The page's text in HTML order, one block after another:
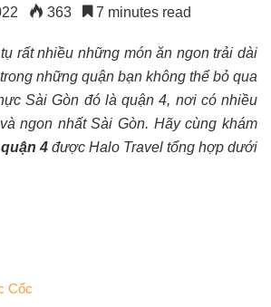
363 7 minutes read
rất nhiều những món ăn ngon trải dài
những quận bạn không thể bỏ qua
Sài Gòn đó là quận 4, nơi có nhiều
ngon nhất Sài Gòn. Hãy cùng khám
4 được Halo Travel tổng hợp dưới
Cốc